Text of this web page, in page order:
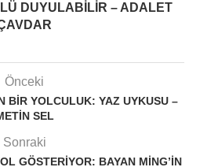
DUYULABILIR – ADALET
Önceki
BIR YOLCULUK: YAZ UYKUSU –
SEL
Sonraki
GÖSTERIYOR: BAYAN MING’IN